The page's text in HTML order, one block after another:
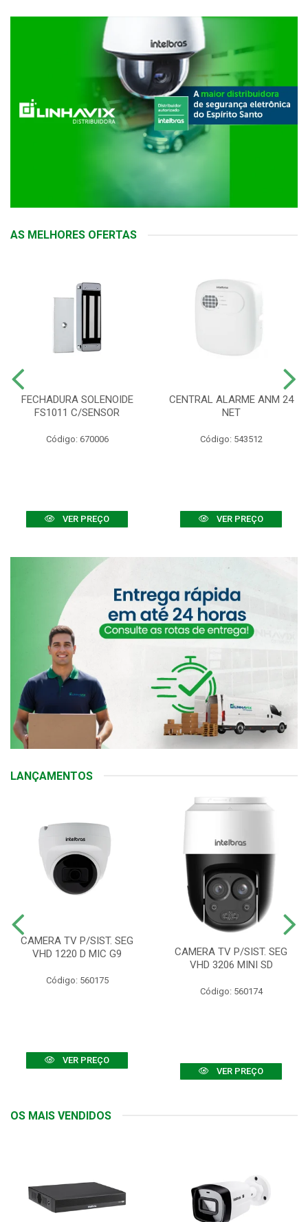
AS MELHORES OFERTAS
FECHADURA SOLENOIDE
FS1011 C/SENSOR
Código: 670006
VER PREÇO
CENTRAL ALARME ANM 24
NET
Código: 543512
VER PREÇO
LANÇAMENTOS
CAMERA TV P/SIST. SEG
VHD 1220 D MIC G9
Código: 560175
VER PREÇO
CAMERA TV P/SIST. SEG
VHD 3206 MINI SD
Código: 560174
VER PREÇO
OS MAIS VENDIDOS